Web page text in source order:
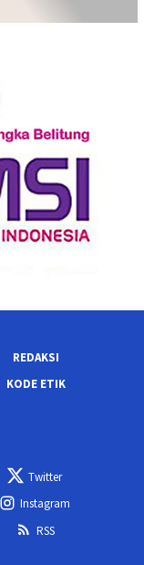
REDAKSI
KODE ETIK
Twitter
Instagram
RSS